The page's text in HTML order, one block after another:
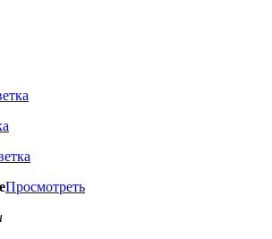
Просмотреть